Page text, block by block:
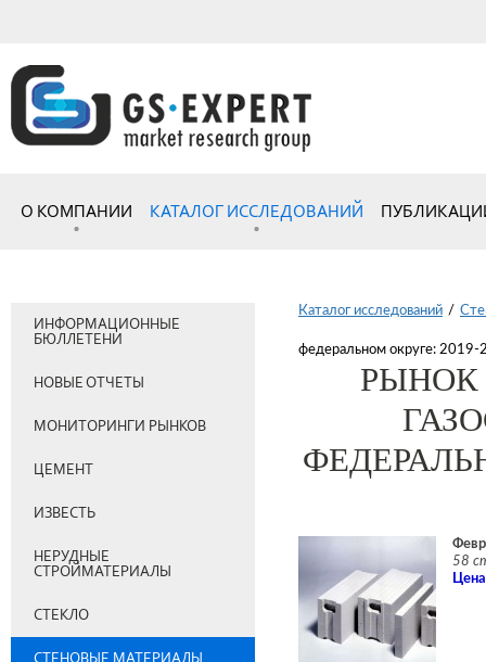
О КОМПАНИИ КАТАЛОГ ИССЛЕДОВАНИЙ
ИНФОРМАЦИОННЫЕ
БЮЛЛЕТЕНИ
НОВЫЕ ОТЧЕТЫ
МОНИТОРИНГИ РЫНКОВ
ЦЕМЕНТ
ИЗВЕСТЬ
НЕРУДНЫЕ
СТРОЙМАТЕРИАЛЫ
СТЕКЛО
СТЕНОВЫЕ МАТЕРИАЛЫ
Каталог исследований /
федеральном округе: 2019-
РЫНОК
58